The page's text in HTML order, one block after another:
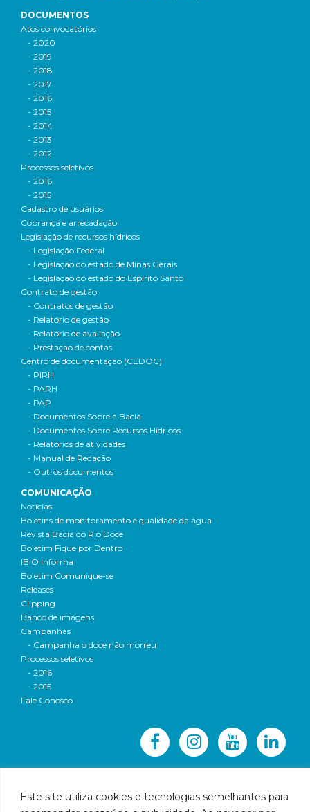
Este site utiliza cookies e tecnologias semelhantes para
DOCUMENTOS
Atos convocatórios
- 2020
- 2019
- 2018
- 2017
- 2016
- 2015
- 2014
- 2013
- 2012
Processos seletivos
- 2016
- 2015
Cadastro de usuários
Cobrança e arrecadação
Legislação de recursos hídricos
- Legislação Federal
- Legislação do estado de Minas Gerais
- Legislação do estado do Espírito Santo
Contrato de gestão
- Contratos de gestão
- Relatório de gestão
- Relatório de avaliação
- Prestação de contas
Centro de documentação (CEDOC)
- PIRH
- PARH
- PAP
- Documentos Sobre a Bacia
- Documentos Sobre Recursos Hídricos
- Relatórios de atividades
- Manual de Redação
- Outros documentos
COMUNICAÇÃO
Notícias
Boletins de monitoramento e qualidade da água
Revista Bacia do Rio Doce
Boletim Fique por Dentro
IBIO Informa
Boletim Comunique-se
Releases
Clipping
Banco de imagens
Campanhas
- Campanha o doce não morreu
Processos seletivos
- 2016
- 2015
Fale Conosco
© 2016 CBH-Doce - Todos os direitos reservados